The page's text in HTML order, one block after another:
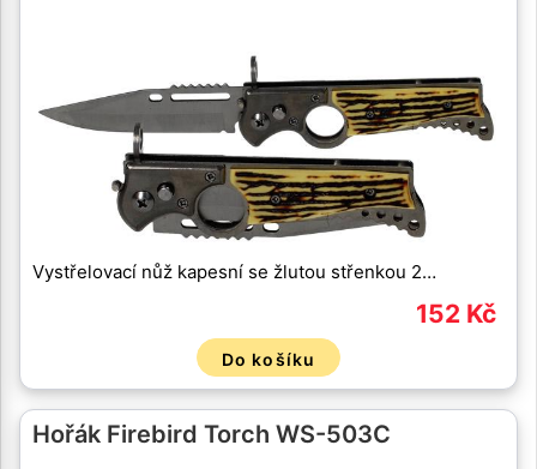
Vystřelovací nůž kapesní se žlutou střenkou 2…
152 Kč
Do košíku
Hořák Firebird Torch WS-503C